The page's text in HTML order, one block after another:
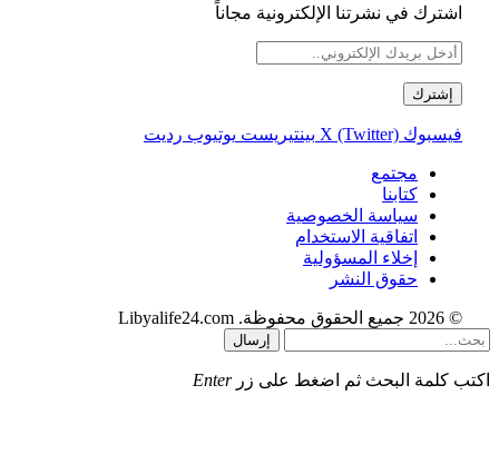
اشترك في نشرتنا الإلكترونية مجاناً
فيسبوك X (Twitter) بينتيريست يوتيوب رديت
مجتمع
كتابنا
سياسة الخصوصية
اتفاقية الاستخدام
إخلاء المسؤولية
حقوق النشر
© 2026 جميع الحقوق محفوظة. Libyalife24.com
إرسال
اكتب كلمة البحث ثم اضغط على زر Enter